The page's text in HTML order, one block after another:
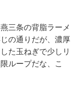
三条の背脂ラーメ
の通りだが、濃厚
た玉ねぎで少しリ
ループだな、こ